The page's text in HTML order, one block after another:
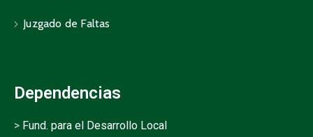
Juzgado de Faltas
Dependencias
> Fund. para el Desarrollo Local